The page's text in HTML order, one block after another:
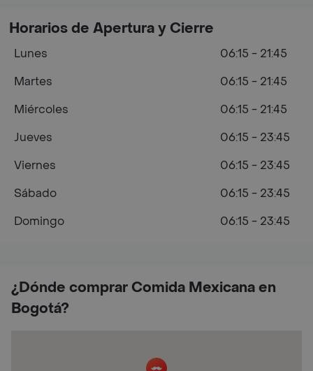
¿Dónde comprar Comida Mexicana en
Bogotá?
Horarios de Apertura y Cierre
Lunes
06:15 - 21:45
Martes
06:15 - 21:45
Miércoles
06:15 - 21:45
Jueves
06:15 - 23:45
Viernes
06:15 - 23:45
Sábado
06:15 - 23:45
Domingo
06:15 - 23:45